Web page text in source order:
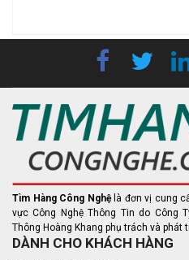
Tìm Hàng Công Nghệ là đơn vị cung
vực Công Nghệ Thông Tin do Công
Thông Hoàng Khang phụ trách và phát
DÀNH CHO KHÁCH HÀNG